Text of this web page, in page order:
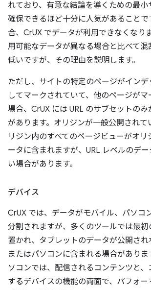
れており、有意な結論を導くための最小
確保できるほど十分に人気があることで
合、CrUX でデータが利用できなくなり
用可能なデータが異なる場合と比べて混
低いですが、その理由を説明します。
ただし、サイトの特定のページがインデ
してマークされていて、他のページが
場合、CrUX には URL のサブセットのみ
があります。オリジンが一般公開されて
リジン内のすべてのページビューがオリ
ータに含まれますが、URL レベルのデ
い場合があります。
デバイス
CrUX では、データがモバイル、パソコ
分割されますが、多くのツールでは最初
置かれ、タブレットのデータが公開さ
またはパソコンに含まれる場合があり
ソコンでは、配信されるコンテンツと
するデバイスの機能の両面で、パフォー